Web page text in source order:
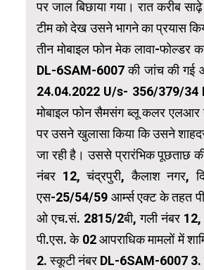
पर जाल बिछाया गया। रात करीब
टीम को देख उसने भागने का प्रयास
तीन मोबाइल फोन मेक लावा-
DL-6SAM-6007 की जांच की गई
24.04.2022 U/s- 356/379/34
मोबाइल फोन सैमसंग ब्लू कलर एलआर
पर उसने खुलासा किया कि उसने
जा रही है। उससे प्रारंभिक पूछताछ
नंबर 12, चंद्रपुरी, कैलाश नगर,
एस-25/54/59 आर्म्स एक्ट के तहत
ओ एच.सं. 2815/2बी, गली नंबर 12,
पी.एस. के 02 आपराधिक मामलों में
2. स्कूटी नंबर DL-6SAM-6007 3.